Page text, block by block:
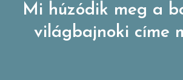
Mi húzódik meg a
világbajnoki címe